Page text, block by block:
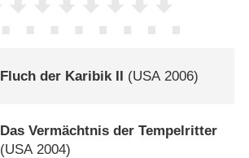
Fluch der Karibik II (USA2006)
Das Vermächtnis der Tempelritter
(USA 2004)